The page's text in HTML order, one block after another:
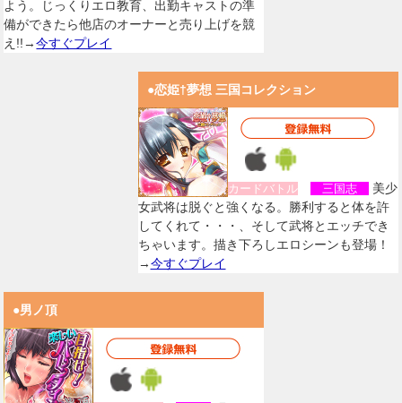
よう。じっくりエロ教育、出勤キャストの準
備ができたら他店のオーナーと売り上げを競
え!!→今すぐプレイ
●恋姫†夢想 三国コレクション
カードバトル 三国志
美少
女武将は脱ぐと強くなる。勝利すると体を許
してくれて・・・、そして武将とエッチでき
ちゃいます。描き下ろしエロシーンも登場！
→今すぐプレイ
●男ノ頂